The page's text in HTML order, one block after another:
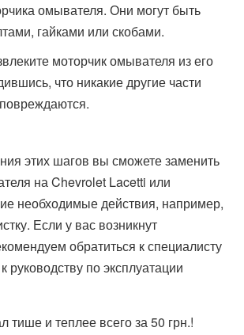
омывателя. Они могут быть
гайками или скобами.
моторчик омывателя из его
что никакие другие части
этих шагов вы сможете заменить
на Chevrolet Lacetti или
необходимые действия, например,
Если у вас возникнут
обратиться к специалисту
руководству по эксплуатации
тише и теплее всего за 50 грн.!